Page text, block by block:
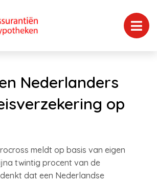
Nederlanders
op
meldt op basis van eigen
twintig procent van de
dat een Nederlandse